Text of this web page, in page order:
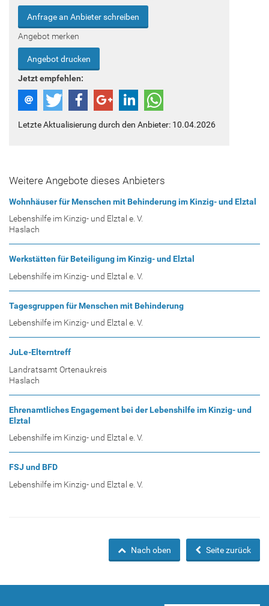
Anfrage an Anbieter schreiben
Angebot merken
Angebot drucken
Jetzt empfehlen:
Letzte Aktualisierung durch den Anbieter: 10.04.2026
Weitere Angebote dieses Anbieters
Wohnhäuser für Menschen mit Behinderung im Kinzig- und Elztal
Lebenshilfe im Kinzig- und Elztal e. V.
Haslach
Werkstätten für Beteiligung im Kinzig- und Elztal
Lebenshilfe im Kinzig- und Elztal e. V.
Tagesgruppen für Menschen mit Behinderung
Lebenshilfe im Kinzig- und Elztal e. V.
JuLe-Elterntreff
Landratsamt Ortenaukreis
Haslach
Ehrenamtliches Engagement bei der Lebenshilfe im Kinzig- und
Elztal
Lebenshilfe im Kinzig- und Elztal e. V.
FSJ und BFD
Lebenshilfe im Kinzig- und Elztal e. V.
Seite zurück
Nach oben